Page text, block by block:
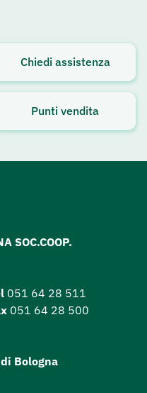
Chiedi assistenza
Punti vendita
SOC.COOP.
051 64 28 511
051 64 28 500
di Bologna